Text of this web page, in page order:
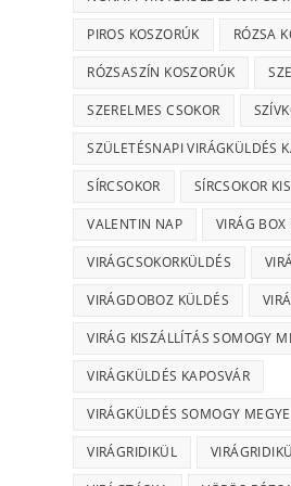
PIROS KOSZORÚK RÓZSA
RÓZSASZÍN KOSZORÚK
SZERELMES CSOKOR
SZÜLETÉSNAPI VIRÁGKÜLDÉS
SÍRCSOKOR SÍRCSOKOR
VALENTIN NAP VIRÁG BOX
VIRÁGCSOKORKÜLDÉS
VIRÁGDOBOZ KÜLDÉS
VIRÁG KISZÁLLÍTÁS SOMOGY
VIRÁGKÜLDÉS KAPOSVÁR
VIRÁGKÜLDÉS SOMOGY MEGYE
VIRÁGRIDIKÜL